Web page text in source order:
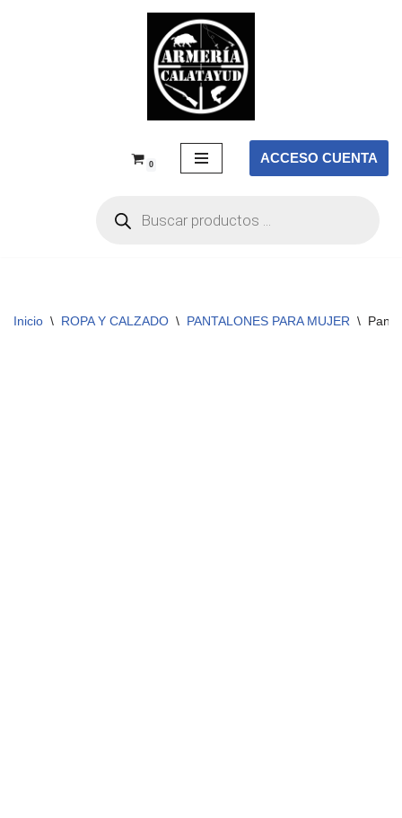
0 ACCESO CUENTA
Inicio \ ROPA Y CALZADO \ PANTALONES PARA MUJER \